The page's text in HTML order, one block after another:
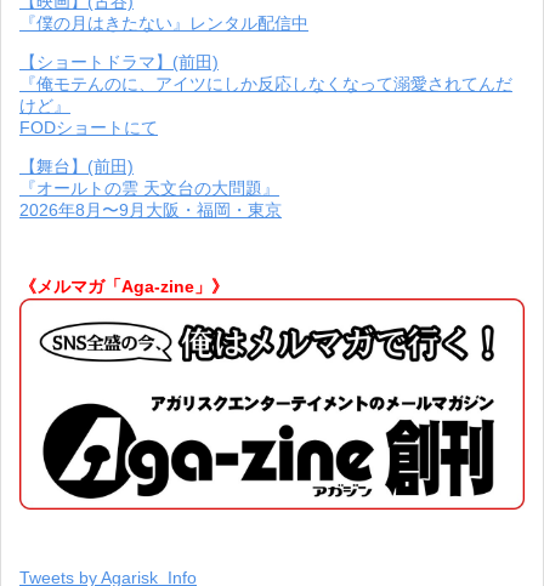
『僕の月はきたない』レンタル配信中
【ショートドラマ】(前田)
『俺モテんのに、アイツにしか反応しなくなって溺愛されてんだ
けど』
FODショートにて
【舞台】(前田)
『オールトの雲 天文台の大問題』
2026年8月〜9月大阪・福岡・東京
《メルマガ「Aga-zine」》
Tweets by Agarisk_Info